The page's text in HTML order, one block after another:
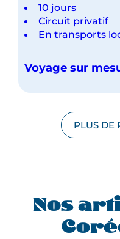
10 jours
Circuit privatif
En transports
Voyage sur
PLUS DE
Nos